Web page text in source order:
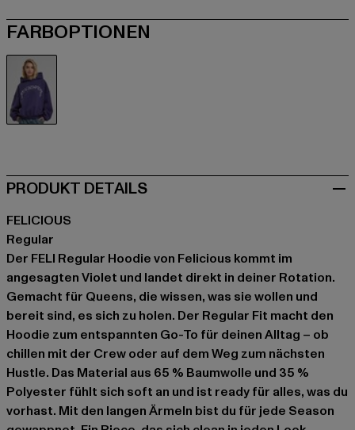
FARBOPTIONEN
PRODUKT DETAILS
FELICIOUS
Regular
Der FELI Regular Hoodie von Felicious kommt im
angesagten Violet und landet direkt in deiner Rotation.
Gemacht für Queens, die wissen, was sie wollen und
bereit sind, es sich zu holen. Der Regular Fit macht den
Hoodie zum entspannten Go-To für deinen Alltag – ob
chillen mit der Crew oder auf dem Weg zum nächsten
Hustle. Das Material aus 65 % Baumwolle und 35 %
Polyester fühlt sich soft an und ist ready für alles, was du
vorhast. Mit den langen Ärmeln bist du für jede Season